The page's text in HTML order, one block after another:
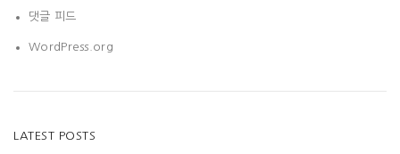
댓글 피드
WordPress.org
LATEST POSTS